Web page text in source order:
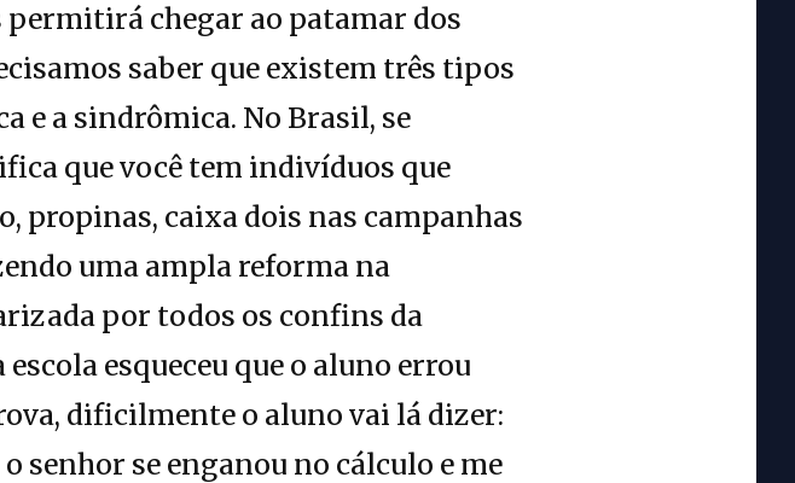
chegar ao patamar dos
saber que existem três tipos
e a sindrômica. No Brasil, se
que você tem indivíduos que
propinas, caixa dois nas campanhas
uma ampla reforma na
por todos os confins da
esqueceu que o aluno errou
dificilmente o aluno vai lá dizer:
senhor se enganou no cálculo e me